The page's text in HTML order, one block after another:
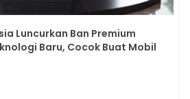
Luncurkan Ban Premium
Baru, Cocok Buat Mobil